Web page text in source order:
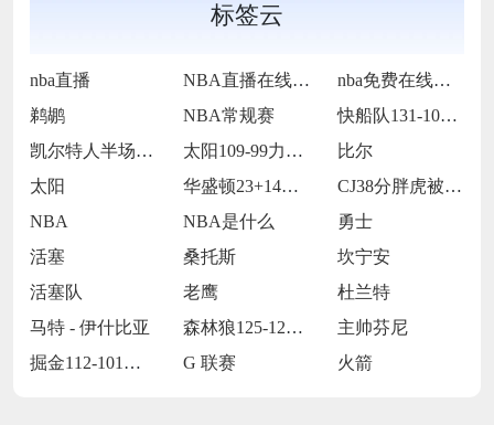
标签云
nba直播 NBA直播在线观看
nba免费在线高清直播
鹈鹕
NBA常规赛
快船队131-105战胜老鹰队
凯尔特人半场65-55领先雷霆
太阳109-99力克76人
比尔
太阳
华盛顿23+14莱夫利21+15 独行侠
CJ38分胖虎被禁赛 鹈鹕123-115
NBA
NBA是什么
勇士
活塞
桑托斯
坎宁安
活塞队
老鹰
杜兰特
马特 - 伊什比亚
森林狼125-127不敌灰熊
主帅芬尼
掘金112-101击败独行侠
G 联赛 火箭